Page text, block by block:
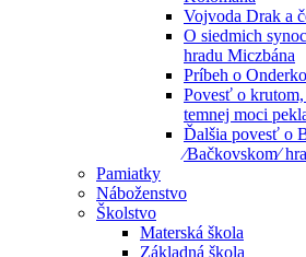
Vojvoda Drak a
O siedmich
hradu Miczbána
Príbeh o
Povesť o
temnej moci
Ďalšia povesť o
⁄Bačkovskom⁄
Pamiatky
Náboženstvo
Školstvo
Materská škola
Základná škola